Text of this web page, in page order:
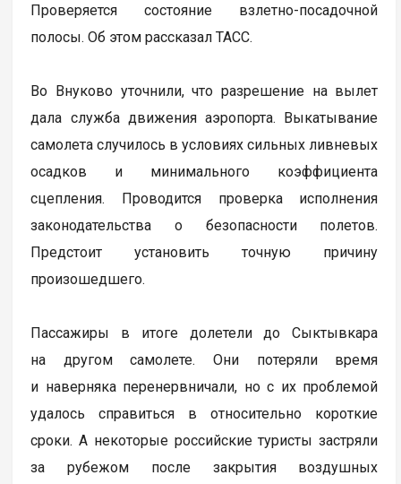
Проверяется состояние взлетно-посадочной
полосы. Об этом рассказал ТАСС.
Во Внуково уточнили, что разрешение на вылет
дала служба движения аэропорта. Выкатывание
самолета случилось в условиях сильных ливневых
осадков и минимального коэффициента
сцепления. Проводится проверка исполнения
законодательства о безопасности полетов.
Предстоит установить точную причину
произошедшего.
Пассажиры в итоге долетели до Сыктывкара
на другом самолете. Они потеряли время
и наверняка перенервничали, но с их проблемой
удалось справиться в относительно короткие
сроки. А некоторые российские туристы застряли
за рубежом после закрытия воздушных